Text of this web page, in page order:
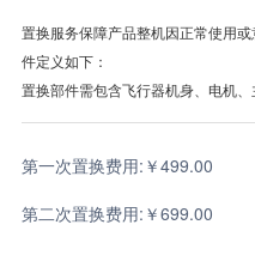
置换服务保障产品整机因正常使用
件定义如下：
置换部件需包含飞行器机身、电机
第一次置换费用:￥499.00
第二次置换费用:￥699.00